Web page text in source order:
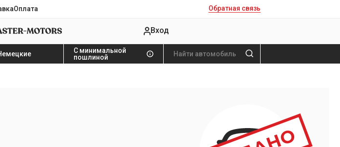
Оплата Обратная связь
Вход
С минимальной
пошлиной